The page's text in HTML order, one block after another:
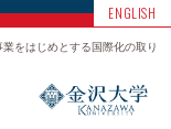
ENGLISH
をはじめとする国際化の取り